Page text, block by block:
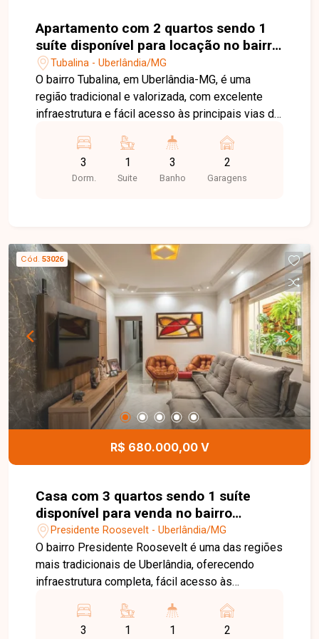
Apartamento com 2 quartos sendo 1
suíte disponível para locação no bairro
Tubalina em Uberlândia-MG
Tubalina - Uberlândia/MG
O bairro Tubalina, em Uberlândia-MG, é uma
região tradicional e valorizada, com excelente
infraestrutura e fácil acesso às principais vias da
farmácias, comércios e diversos serviços,
oferece praticidade e qualidade de vida para toda
a família. Cobertura com sol da manhã com
03 quartos, sendo 01 suíte, 02 banheiro social e
cozinha funcional. No segundo piso, dispõe de
ampla sala de TV, closet com possibilidade de
reversão para um 03º quarto, além de área
gourmet integrada à lavanderia, proporcionando
um ambiente ideal para momentos de lazer e
confraternização. Entre em contato para mais
informações e agende uma visita para conhecer
esta excelente cobertura.
3
Dorm.
1
Suite
3
Banho
2
Garagens
Cód. 53026
R$ 680.000,00 V
Casa com 3 quartos sendo 1 suíte
disponível para venda no bairro
Presidente Roosevelt em Uberlândia-
MG
Presidente Roosevelt - Uberlândia/MG
O bairro Presidente Roosevelt é uma das regiões
mais tradicionais de Uberlândia, oferecendo
infraestrutura completa, fácil acesso às
supermercados, escolas, farmácias, restaurantes
e diversos serviços. Uma excelente localização
3 1 1 2